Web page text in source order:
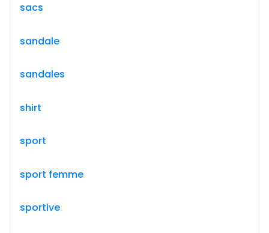
sacs
sandale
sandales
shirt
sport
sport femme
sportive